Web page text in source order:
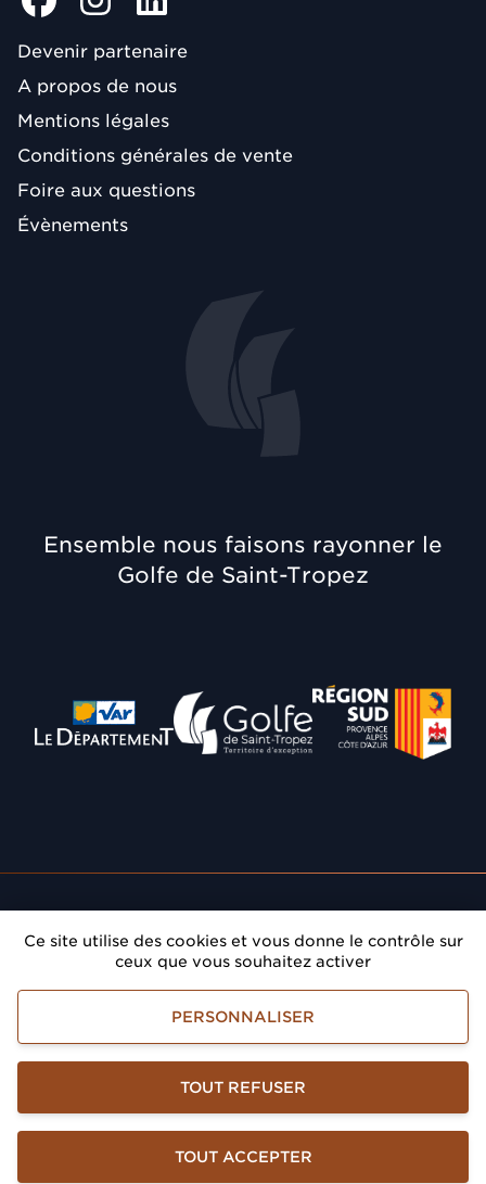
Ce site utilise des cookies et vous donne le contrôle sur
ceux que vous souhaitez activer
TOUT ACCEPTER
TOUT REFUSER
PERSONNALISER
Devenir partenaire
A propos de nous
Mentions légales
Conditions générales de vente
Foire aux questions
Évènements
Ensemble nous faisons rayonner le
Golfe de Saint-Tropez
Département du VarCommunauté de Communes
dans le Golfe de Saint-Tropez
Golfe de Saint-Tropez Développement
Mentions légales
Gestion des informations personnelles